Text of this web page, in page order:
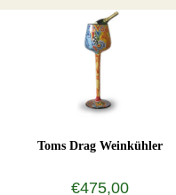
Toms Drag Weinkühler
€475,00